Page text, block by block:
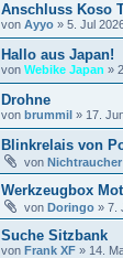
Anschluss Koso
von Ayyo » 5. Jul
Hallo aus Japan!
von Webike Japan »
Drohne
von brummil » 17.
Blinkrelais von
von Nichtraucher
Werkzeugbox
von Doringo » 7.
Suche Sitzbank
von Frank XF » 14.